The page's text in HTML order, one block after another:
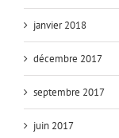
janvier 2018
décembre 2017
septembre 2017
juin 2017